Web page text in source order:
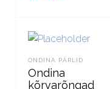
ONDINA PÄRLID
Ondina
kõrvarõngad